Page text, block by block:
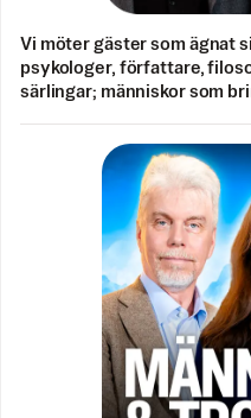
Vi möter gäster som ägnat
psykologer, författare,
särlingar; människor som